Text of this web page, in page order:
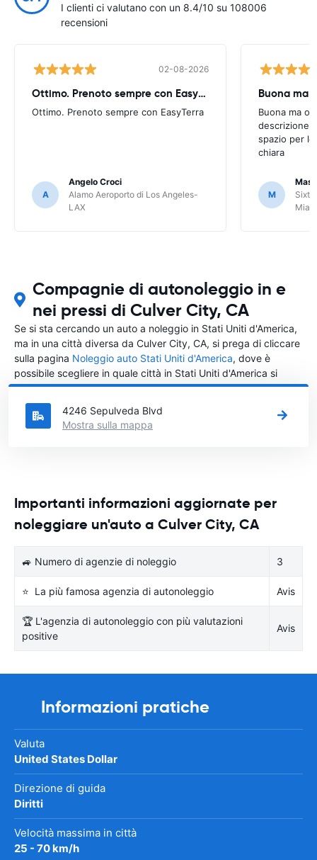
I clienti ci valutano con un 8.4/10 su 108006
recensioni
02-08-2026
Ottimo. Prenoto sempre con EasyTerra
Ottimo. Prenoto sempre con EasyTerra
A
Angelo Croci
Alamo Aeroporto di Los Angeles-
LAX
Buona ma
Buona ma
descrizione
spazio per
chiara
M
Sixt
Compagnie di autonoleggio in e
nei pressi di Culver City, CA
Se si sta cercando un auto a noleggio in Stati Uniti d'America,
ma in una città diversa da Culver City, CA, si prega di cliccare
sulla pagina Noleggio auto Stati Uniti d'America, dove è
possibile scegliere in quale città in Stati Uniti d'America si
vuole noleggiare l'auto.
4246 Sepulveda Blvd
Mostra sulla mappa
Importanti informazioni aggiornate per
noleggiare un'auto a Culver City, CA
🚙 Numero di agenzie di noleggio 3
⭐ La più famosa agenzia di autonoleggio Avis
🏆 L'agenzia di autonoleggio con più valutazioni
positive
Avis
Informazioni pratiche
Valuta
United States Dollar
Direzione di guida
Diritti
Velocità massima in città
25 - 70 km/h